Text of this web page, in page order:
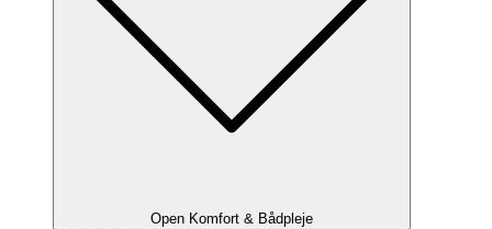
Open Komfort & Bådpleje